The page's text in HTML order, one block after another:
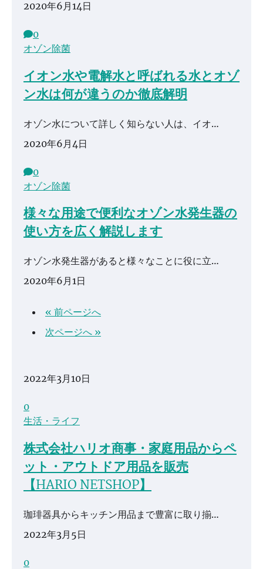
2020年6月14日
0
オゾン除菌
イオン水や電解水と呼ばれる水とオゾ
ン水は何が違うのか徹底解明
オゾン水について詳しく知らない人は、イオ…
2020年6月4日
0
オゾン除菌
様々な用途で便利なオゾン水発生器の
使い方を広く解説します
オゾン水発生器があると様々なことに役に立…
2020年6月1日
« 前ページへ
次ページへ »
2022年3月10日
0
生活・ライフ
株式会社ハリオ商事・家庭用品からペ
ット・アウトドア用品を販売
【HARIO NETSHOP】
珈琲器具からキッチン用品まで豊富に取り揃…
2022年3月5日
0